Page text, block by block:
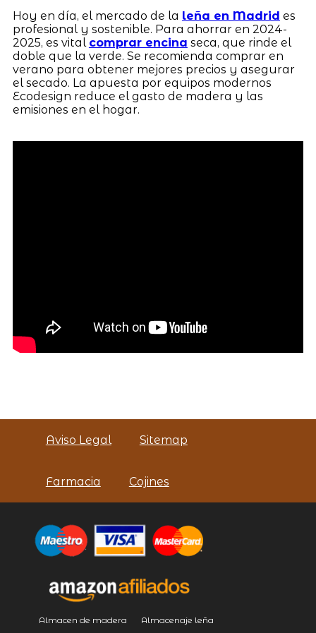
Hoy en día, el mercado de la leña en Madrid es
profesional y sostenible. Para ahorrar en 2024-
2025, es vital comprar encina seca, que rinde el
doble que la verde. Se recomienda comprar en
verano para obtener mejores precios y asegurar
el secado. La apuesta por equipos modernos
Ecodesign reduce el gasto de madera y las
emisiones en el hogar.
Aviso Legal Sitemap
Farmacia Cojines
Almacen de madera Almacenaje leña